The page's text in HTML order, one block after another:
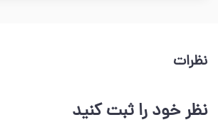
نظرات
نظر خود را ثبت کنید